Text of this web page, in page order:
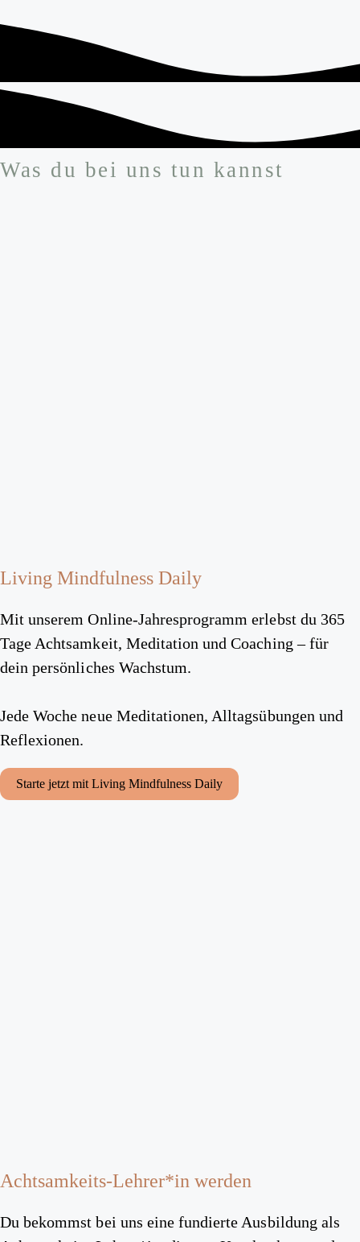
Was du bei uns tun kannst
Living Mindfulness Daily
Mit unserem Online-Jahresprogramm erlebst du 365
Tage Achtsamkeit, Meditation und Coaching – für
dein persönliches Wachstum.
Jede Woche neue Meditationen, Alltagsübungen und
Reflexionen.
Starte jetzt mit Living Mindfulness Daily
Achtsamkeits-Lehrer*in werden
Du bekommst bei uns eine fundierte Ausbildung als